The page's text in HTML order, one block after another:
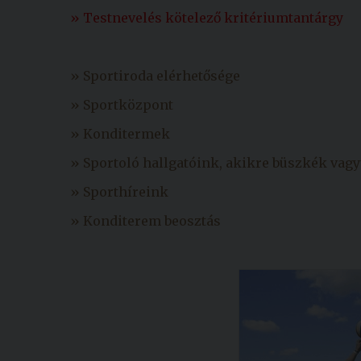
» Testnevelés kötelező kritériumtantárgy
» Sportiroda elérhetősége
» Sportközpont
» Konditermek
» Sportoló hallgatóink, akikre büszkék
» Sporthíreink
» Konditerem beosztás